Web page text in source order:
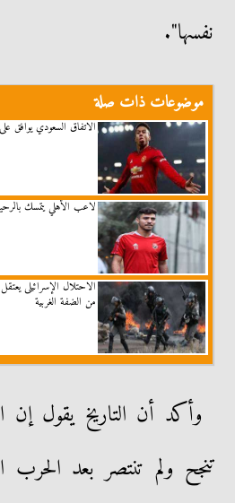
نفسها".
موضوعات ذات صلة
الاتفاق السعودي يوافق
لاعب الأهلي يتمسك
من الضفة الغربية
وأكد أن التاريخ يقول إن
تنجح ولم تنتصر بعد الحرب